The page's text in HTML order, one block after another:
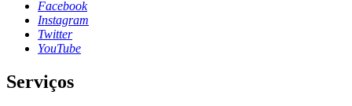
Facebook
Instagram
Twitter
YouTube
Serviços